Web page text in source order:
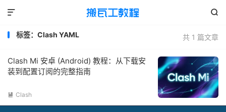


共 1 篇文章
标签：Clash YAML
Clash Mi 安卓 (Android) 教程：从下载安
装到配置订阅的完整指南
 Clash